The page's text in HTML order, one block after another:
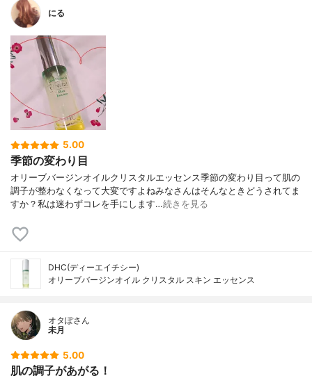
にる
5.00
季節の変わり目
オリーブバージンオイルクリスタルエッセンス季節の変わり目って肌の
調子が整わなくなって大変ですよねみなさんはそんなときどうされてま
すか？私は迷わずコレを手にします…続きを見る
DHC(ディーエイチシー)
オリーブバージンオイル クリスタル スキン エッセンス
オタぽさん
未月
5.00
肌の調子があがる！